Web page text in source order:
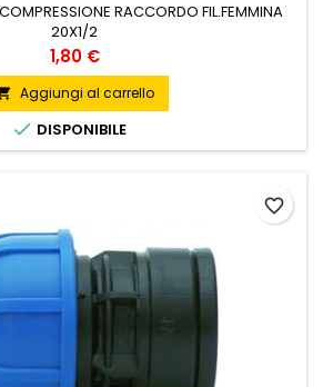
RACCORDO FIL.FEMMINA
20X1/2
Prezzo
1,80 €
Aggiungi al carrello
 DISPONIBILE
favorite_border